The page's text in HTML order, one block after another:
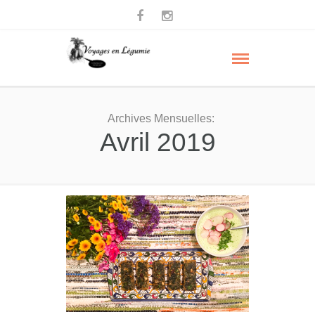
Archives Mensuelles:
Avril 2019